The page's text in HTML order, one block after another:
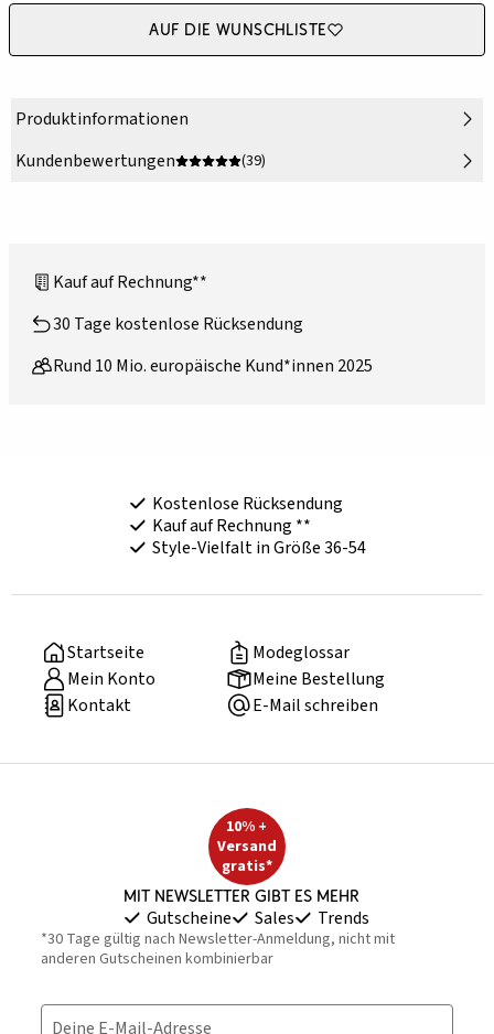
Auf die Wunschliste
Produktinformationen
Kundenbewertungen
(39)
Kauf auf Rechnung**
30 Tage kostenlose Rücksendung
Rund 10 Mio. europäische Kund*innen 2025
Kostenlose Rücksendung
Kauf auf Rechnung **
Style-Vielfalt in Größe 36-54
Startseite
Modeglossar
Mein Konto
Meine Bestellung
Kontakt
E-Mail schreiben
10% +
Versand
gratis*
Mit Newsletter gibt es mehr
Gutscheine Sales Trends
*30 Tage gültig nach Newsletter-Anmeldung, nicht mit
anderen Gutscheinen kombinierbar
Deine E-Mail-Adresse